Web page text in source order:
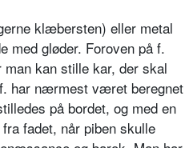
klæbersten) eller metal
med gløder. Foroven på f.
kan stille kar, der skal
har nærmest været beregnet
på bordet, og med en
fadet, når piben skulle